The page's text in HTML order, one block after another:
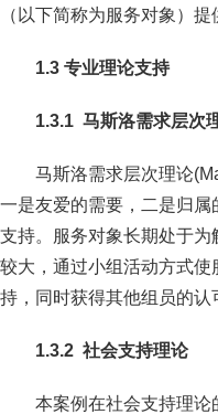
（以下简称为服务对象）
1.3 专业理论支持
1.3.1 马斯洛需求层次
马斯洛需求层次理论
一是友爱的需要，二是归
支持。服务对象长期处于
较大，通过小组活动方式
持，同时获得其他组员的认
1.3.2 社会支持理论
本案例在社会支持理